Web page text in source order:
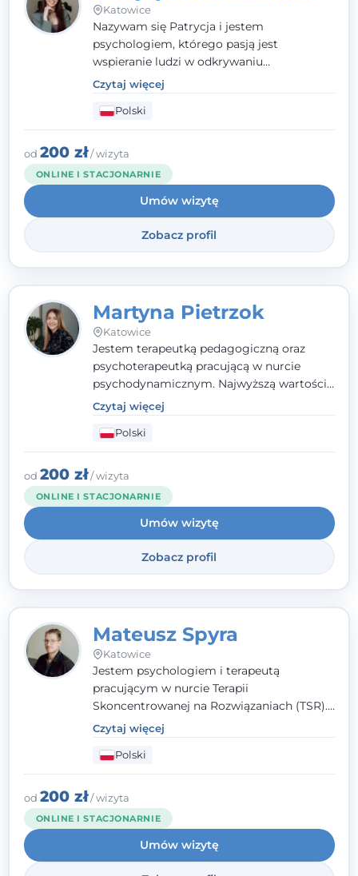
Katowice
Nazywam się Patrycja i jestem
psychologiem, którego pasją jest
wspieranie ludzi w odkrywaniu
wewnętrznej siły i radzeniu sobie z
codziennymi trudnościami. Pracuję w
nurcie poznawczo-behawioralnym, oferując
indywidualne podejście pełne empatii,
zaufania i wsparcia. Jeśli masz za sobą
trudny czas, jestem tutaj dla Ciebie.
Czytaj więcej
Polski
od 200 zł/ wizyta
ONLINE I STACJONARNIE
Umów wizytę
Zobacz profil
Martyna Pietrzok
Katowice
Jestem terapeutką pedagogiczną oraz
psychoterapeutką pracującą w nurcie
psychodynamicznym. Najwyższą wartością
jest dla mnie bliska, pełna zrozumienia i
zaangażowania relacja z pacjentem. To
właśnie ta oparta na zaufaniu więź staje się
przestrzenią, w której można dotrzeć do
źródła trudności i spojrzeć na nie inaczej
niż dotąd.
Czytaj więcej
Polski
od 200 zł/ wizyta
ONLINE I STACJONARNIE
Umów wizytę
Zobacz profil
Mateusz Spyra
Katowice
Jestem psychologiem i terapeutą
pracującym w nurcie Terapii
Skoncentrowanej na Rozwiązaniach (TSR).
Towarzyszę młodzieży i dorosłym z
empatią, zrozumieniem i bez oceniania.
Daję przestrzeń do bycia sobą, bo wiem, że
w każdym człowieku jest coś wyjątkowego.
Czytaj więcej
Polski
od 200 zł/ wizyta
ONLINE I STACJONARNIE
Umów wizytę